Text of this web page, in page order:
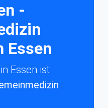
-
Essen
Essen ist